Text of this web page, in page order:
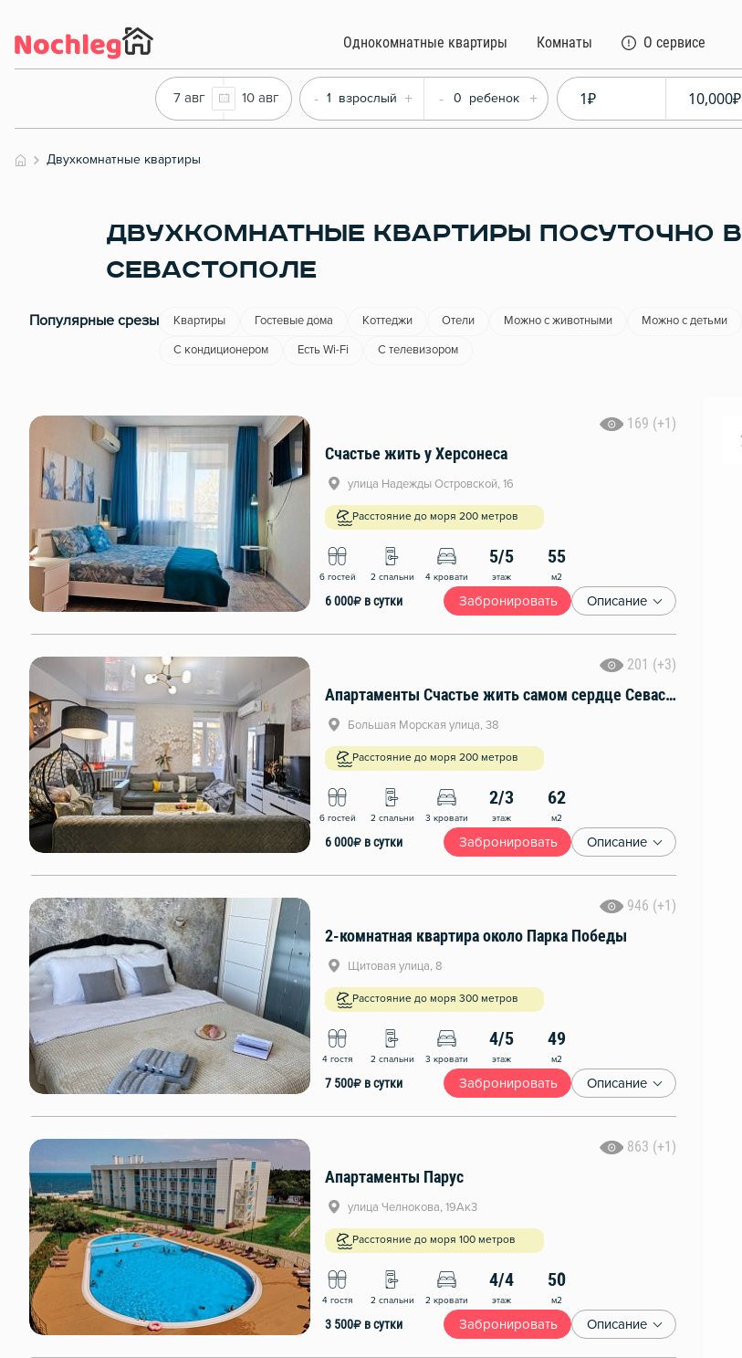
Однокомнатные квартиры Комнаты О сервисе
7 авг 10 авг 1 взрослый
- + 0 ребенок
- +
Двухкомнатные квартиры
ДВУХКОМНАТНЫЕ КВАРТИРЫ ПОСУТОЧНО В
СЕВАСТОПОЛЕ
Популярные срезы Квартиры Гостевые дома Коттеджи Отели Можно с животными Можно с детьми
С кондиционером Есть Wi-Fi С телевизором
169 (+1)
Счастье жить у Херсонеса
улица Надежды Островской, 16
Расстояние до моря 200 метров
6 гостей 2 спальни 4 кровати
5/5
этаж
55
м2
6 000₽ в сутки Забронировать Описание
201 (+3)
Апартаменты Счастье жить самом сердце Севастополя
Большая Морская улица, 38
Расстояние до моря 200 метров
6 гостей 2 спальни 3 кровати
2/3
этаж
62
м2
6 000₽ в сутки Забронировать Описание
946 (+1)
2-комнатная квартира около Парка Победы
Щитовая улица, 8
Расстояние до моря 300 метров
4 гостя 2 спальни 3 кровати
4/5
этаж
49
м2
7 500₽ в сутки Забронировать Описание
863 (+1)
Апартаменты Парус
улица Челнокова, 19Ак3
Расстояние до моря 100 метров
4 гостя 2 спальни 2 кровати
4/4
этаж
50
м2
3 500₽ в сутки Забронировать Описание